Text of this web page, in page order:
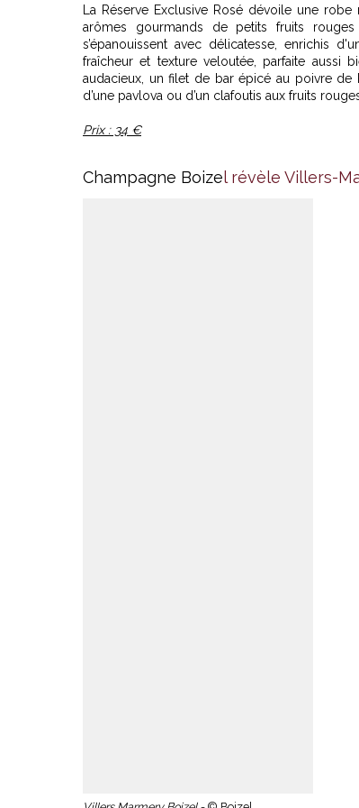
La Réserve Exclusive Rosé dévoile une
arômes gourmands de petits fruits
s’épanouissent avec délicatesse, enrichis
fraîcheur et texture veloutée, parfaite aussi
audacieux, un filet de bar épicé au poivre de
d’une pavlova ou d’un clafoutis aux fruits
Prix : 34 €
Champagne Boizel révèle Villers-